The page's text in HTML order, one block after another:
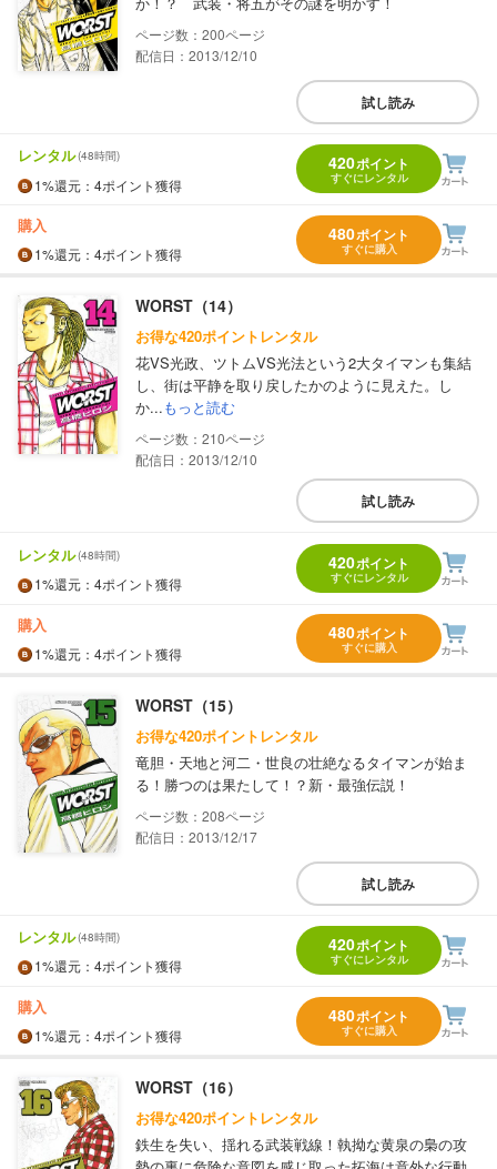
200
配信日：2013/12/10
試し読み
レンタル(48時間)
1%還元 ：4ポイント獲得
420ポイント
すぐにレンタル
購入
1%還元 ：4ポイント獲得
480ポイント
すぐに購入
WORST（14）
お得な420ポイントレンタル
花VS光政、ツトムVS光法という2大タイマンも集結
し、街は平静を取り戻したかのように見えた。し
か...もっと読む
210
配信日：2013/12/10
試し読み
レンタル(48時間)
1%還元 ：4ポイント獲得
420ポイント
すぐにレンタル
購入
1%還元 ：4ポイント獲得
480ポイント
すぐに購入
WORST（15）
お得な420ポイントレンタル
竜胆・天地と河二・世良の壮絶なるタイマンが始ま
る！勝つのは果たして！？新・最強伝説！
208
配信日：2013/12/17
試し読み
レンタル(48時間)
1%還元 ：4ポイント獲得
420ポイント
すぐにレンタル
購入
1%還元 ：4ポイント獲得
480ポイント
すぐに購入
WORST（16）
お得な420ポイントレンタル
鉄生を失い、揺れる武装戦線！執拗な黄泉の梟の攻